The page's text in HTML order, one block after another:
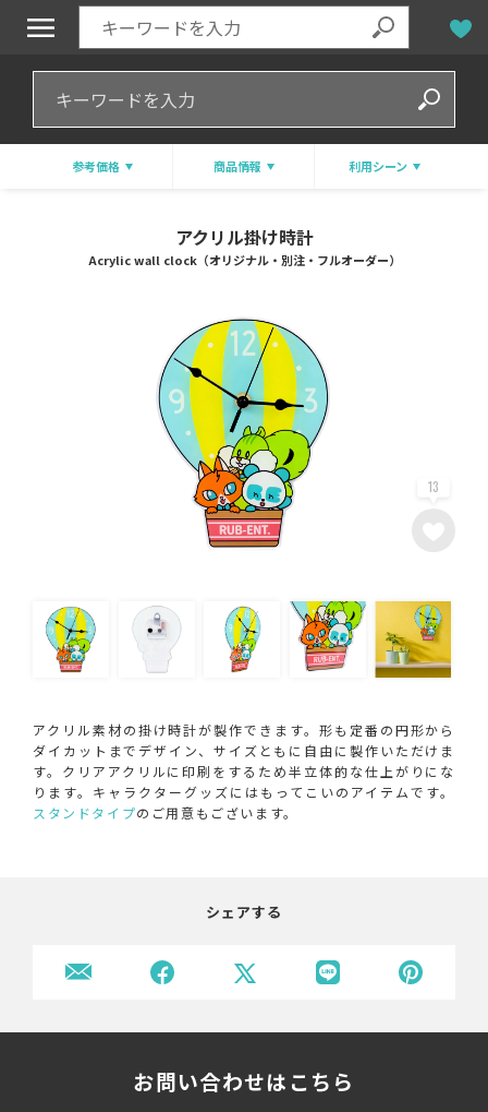
参考価格 商品情報 利用シーン
アクリル掛け時計
Acrylic wall clock（オリジナル・別注・フルオーダー）
13
アクリル素材の掛け時計が製作できます。形も定番の円形から
ダイカットまでデザイン、サイズともに自由に製作いただけま
す。クリアアクリルに印刷をするため半立体的な仕上がりにな
ります。キャラクターグッズにはもってこいのアイテムです。
スタンドタイプのご用意もございます。
シェアする
お問い合わせはこちら